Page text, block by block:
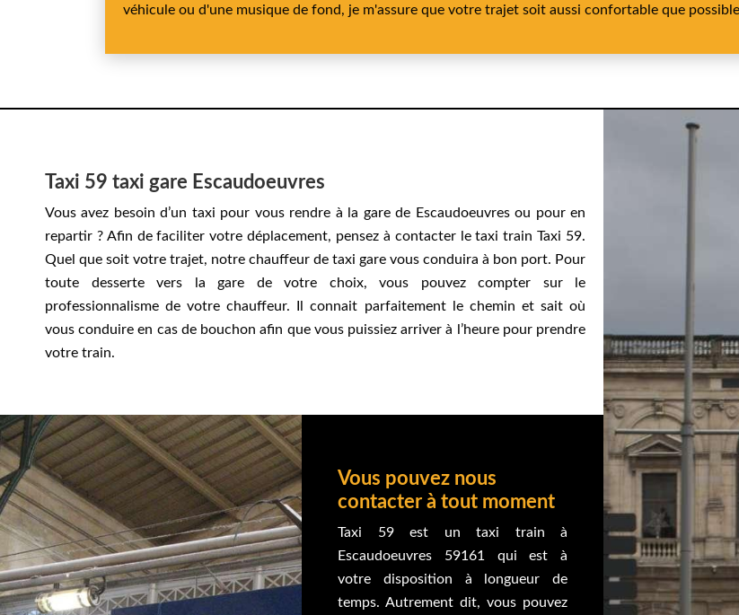
véhicule ou d'une musique de fond, je m'assure que votre trajet soit aussi confortable que
Taxi 59 taxi gare Escaudoeuvres
Vous avez besoin d’un taxi pour vous rendre à la gare de Escaudoeuvres ou pour en
repartir ? Afin de faciliter votre déplacement, pensez à contacter le taxi train Taxi 59.
Quel que soit votre trajet, notre chauffeur de taxi gare vous conduira à bon port. Pour
toute desserte vers la gare de votre choix, vous pouvez compter sur le
professionnalisme de votre chauffeur. Il connait parfaitement le chemin et sait où
vous conduire en cas de bouchon afin que vous puissiez arriver à l’heure pour prendre
votre train.
Vous pouvez nous
contacter à tout moment
Taxi 59 est un taxi train à
Escaudoeuvres 59161 qui est à
votre disposition à longueur de
temps. Autrement dit, vous pouvez